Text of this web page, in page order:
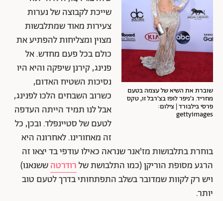
שוברת את השיא של עצמה בטעם
מחריד. ג'ניפר לופז בצ'רבל זו, טקס
פרסי בילבורד | צילום:
gettyimages
שייכת לקבוצה של נערות
צעירות מאוד שמתלבשות
מצוין ומצליחות להפתיע את
כולם בכל פעם מחדש. אל
פנינג, קירנן שיפקה והיא היו
נסיכות השטיח האדום,
כשרוב השבחים הלכו לפנינג,
אבל לנו תמיד הייתה העדפה
לטעם של סטיינפלד. ובכן, כל
זה מאחורינו. לאחרונה היא
בוחרת בתלבושות מז'אנר שנראה כאילו עודפי בד יצאו זה
הרגע מסופת הוריקן (כמו התלבושת שלרודרטהששנאנו)
ויש רק לקוות שמדובר בשלב התפתחותי בדרך לטעם טוב
יותר.